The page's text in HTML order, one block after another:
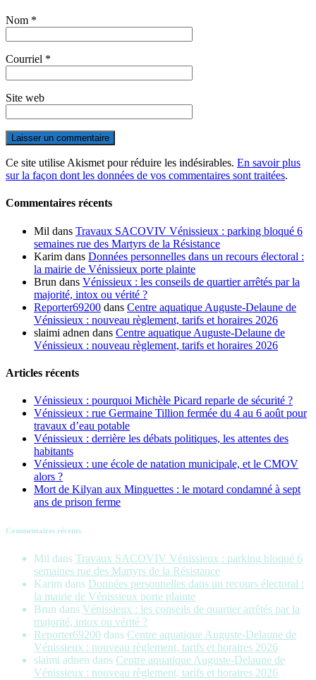
Nom *
Courriel *
Site web
Ce site utilise Akismet pour réduire les indésirables. En savoir plus
sur la façon dont les données de vos commentaires sont traitées.
Commentaires récents
Mil dans Travaux SACOVIV Vénissieux : parking bloqué 6
semaines rue des Martyrs de la Résistance
Karim dans Données personnelles dans un recours électoral :
la mairie de Vénissieux porte plainte
Brun dans Vénissieux : les conseils de quartier arrêtés par la
majorité, intox ou vérité ?
Reporter69200 dans Centre aquatique Auguste-Delaune de
Vénissieux : nouveau règlement, tarifs et horaires 2026
slaimi adnen dans Centre aquatique Auguste-Delaune de
Vénissieux : nouveau règlement, tarifs et horaires 2026
Articles récents
Vénissieux : pourquoi Michèle Picard reparle de sécurité ?
Vénissieux : rue Germaine Tillion fermée du 4 au 6 août pour
travaux d’eau potable
Vénissieux : derrière les débats politiques, les attentes des
habitants
Vénissieux : une école de natation municipale, et le CMOV
alors ?
Mort de Kilyan aux Minguettes : le motard condamné à sept
ans de prison ferme
Commentaires récents
Mil dans Travaux SACOVIV Vénissieux : parking bloqué 6
semaines rue des Martyrs de la Résistance
Karim dans Données personnelles dans un recours électoral :
la mairie de Vénissieux porte plainte
Brun dans Vénissieux : les conseils de quartier arrêtés par la
majorité, intox ou vérité ?
Reporter69200 dans Centre aquatique Auguste-Delaune de
Vénissieux : nouveau règlement, tarifs et horaires 2026
slaimi adnen dans Centre aquatique Auguste-Delaune de
Vénissieux : nouveau règlement, tarifs et horaires 2026